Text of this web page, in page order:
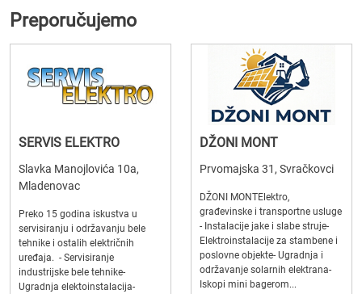
Preporučujemo
SERVIS ELEKTRO
Slavka Manojlovića 10a,
Mladenovac
Preko 15 godina iskustva u
servisiranju i održavanju bele
tehnike i ostalih električnih
uređaja. - Servisiranje
industrijske bele tehnike-
Ugradnja elektoinstalacija-
DŽONI MONT
Prvomajska 31, Svračkovci
DŽONI MONTElektro,
građevinske i transportne usluge
- Instalacije jake i slabe struje-
Elektroinstalacije za stambene i
poslovne objekte- Ugradnja i
održavanje solarnih elektrana-
Iskopi mini bagerom...